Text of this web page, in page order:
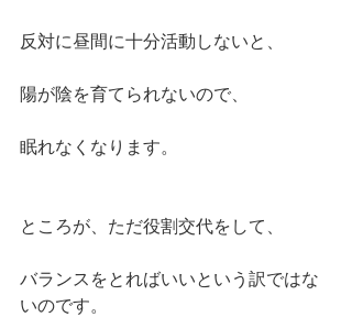
反対に昼間に十分活動しないと、
陽が陰を育てられないので、
眠れなくなります。
ところが、ただ役割交代をして、
バランスをとればいいという訳ではな
いのです。